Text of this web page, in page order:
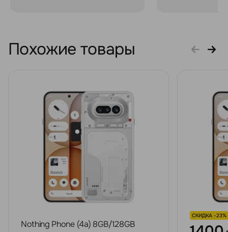
Похожие товары
Nothing Phone (4a) 8GB/128GB
СКИДКА -23%